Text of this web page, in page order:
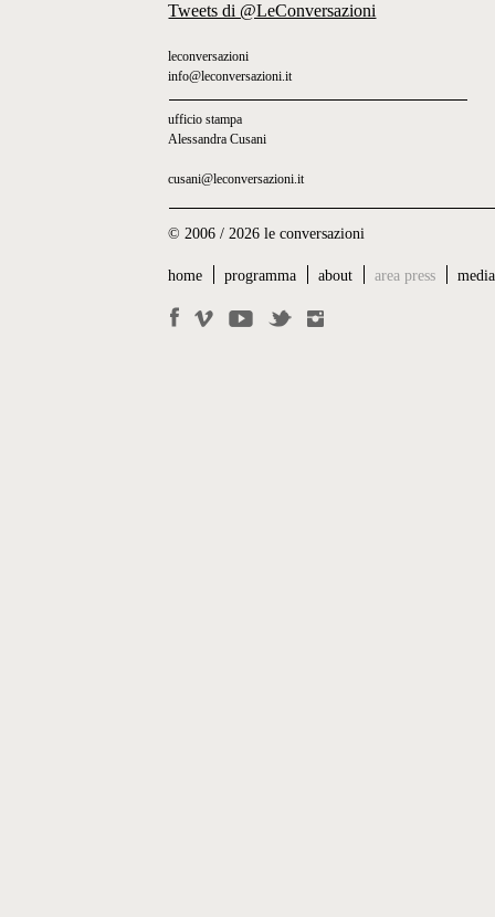
Tweets di @LeConversazioni
leconversazioni
info@leconversazioni.it
ufficio stampa
Alessandra Cusani
cusani@leconversazioni.it
© 2006 / 2026 le conversazioni
home programma about area press media